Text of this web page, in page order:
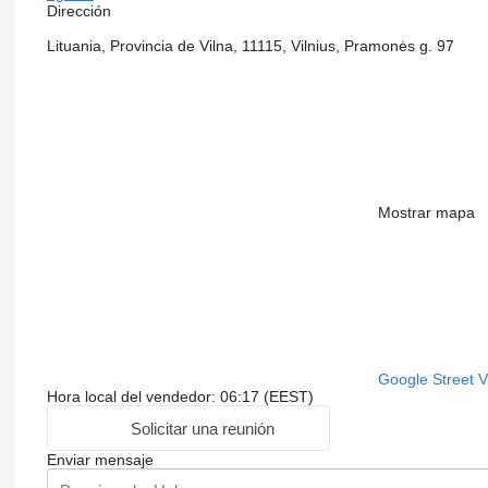
Dirección
Lituania, Provincia de Vilna, 11115, Vilnius, Pramonės g. 97
Mostrar mapa
Google Street
Hora local del vendedor: 06:17 (EEST)
Solicitar una reunión
Enviar mensaje